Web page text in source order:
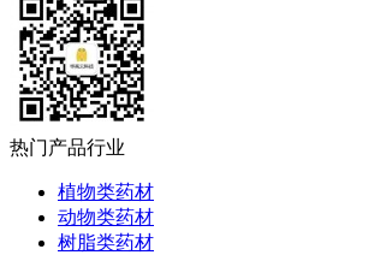
热门产品行业
植物类药材
动物类药材
树脂类药材